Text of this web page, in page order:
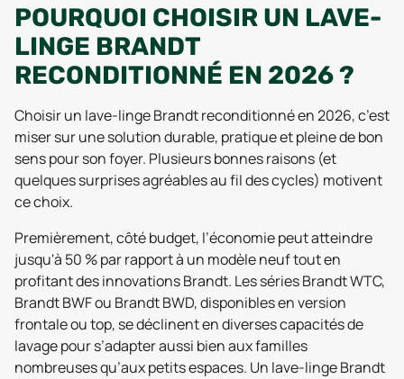
POURQUOI CHOISIR UN LAVE-
LINGE BRANDT
RECONDITIONNÉ EN 2026 ?
Choisir un lave-linge Brandt reconditionné en 2026, c’est
miser sur une solution durable, pratique et pleine de bon
sens pour son foyer. Plusieurs bonnes raisons (et
quelques surprises agréables au fil des cycles) motivent
ce choix.
Premièrement, côté budget, l’économie peut atteindre
jusqu'à 50 % par rapport à un modèle neuf tout en
profitant des innovations Brandt. Les séries Brandt WTC,
Brandt BWF ou Brandt BWD, disponibles en version
frontale ou top, se déclinent en diverses capacités de
lavage pour s’adapter aussi bien aux familles
nombreuses qu’aux petits espaces. Un lave-linge Brandt